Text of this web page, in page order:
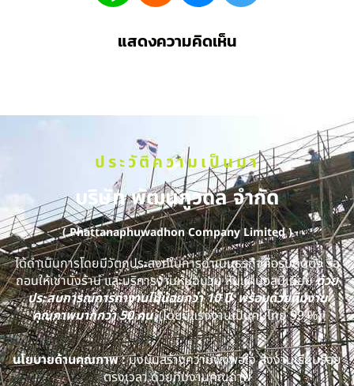
แสดงความคิดเห็น
ประวัติความเป็นมา
บริษัท พัฒนภูวดล จำกัด
( Phattanaphuwadhon Company Limited )
ได้ดำเนินการโดยมีวัตถุประสงค์ในการดำเนินธุรกิจคือรับติดตั้ง รื้อ
ถอนให้เช่านั่งร้าน และบริการงานหุ้มฉนวน หุ้มแผ่นอลูมิเนียมด้วย
ประสบการณ์การทำงานไม่น้อยกว่า 10 ปี พร้อมด้วยทีมงาน
คุณภาพมากกว่า 50 คน(โดยมีแรงงานเป็นคนไทย 99 %)
นโยบายด้านคุณภาพ :มุ่งมั่นสร้างความพึงพอใจ ส่งงานเรียบร้อย
ตรงเวลา ด้วยทีมงานคุณภาพ